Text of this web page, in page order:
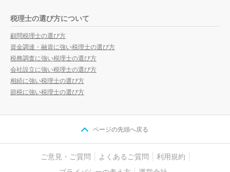
税理士の選び方について
顧問税理士の選び方
資金調達・融資に強い税理士の選び方
税務調査に強い税理士の選び方
会社設立に強い税理士の選び方
相続に強い税理士の選び方
節税に強い税理士の選び方
ページの先頭へ戻る
ご意見・ご質問 よくあるご質問
利用規約